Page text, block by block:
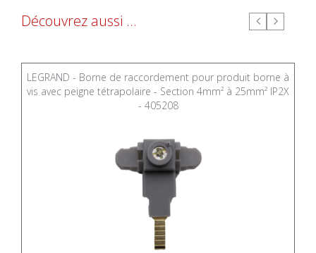
Découvrez aussi ...
LEGRAND - Borne de raccordement pour produit borne à
vis avec peigne tétrapolaire - Section 4mm² à 25mm² IP2X
- 405208